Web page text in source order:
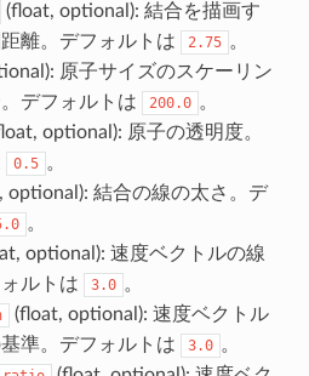
(float, optional): 結合を描画す
離。デフォルトは
2.75 。
原子サイズのスケーリン
デフォルトは
200.0 。
optional): 原子の透明度。
0.5 。
optional): 結合の線の太さ。デ
。
optional): 速度ベクトルの線
ルトは
3.0 。
(float, optional): 速度ベクトル
準。デフォルトは
3.0 。